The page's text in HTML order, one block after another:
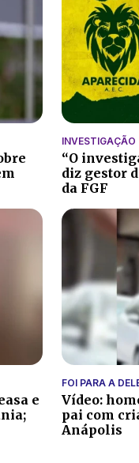
INVESTIGAÇÃO
“O
diz gestor
da FGF
e
FOI PARA A
Vídeo:
pai com
Anápolis